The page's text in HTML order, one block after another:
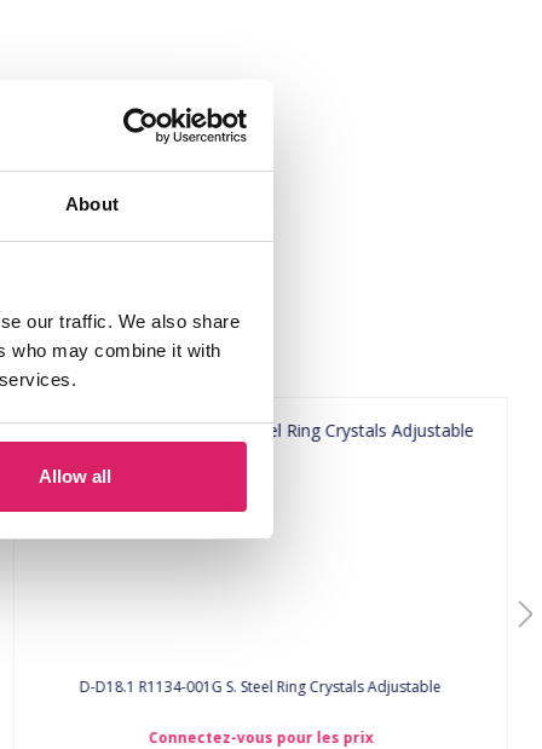
About
our traffic. We also share
who may combine it with
Allow all
D-D18.1 R1134-001G S. Steel Ring Crystals Adjustable
Connectez-vous pour les prix